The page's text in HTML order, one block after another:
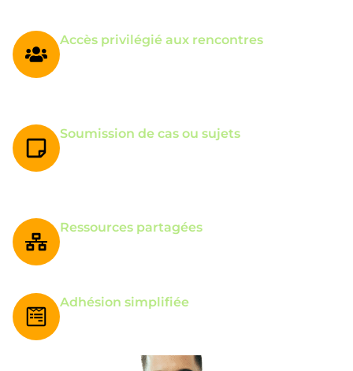
Accès privilégié aux rencontres
Soumission de cas ou sujets
Ressources partagées
Adhésion simplifiée